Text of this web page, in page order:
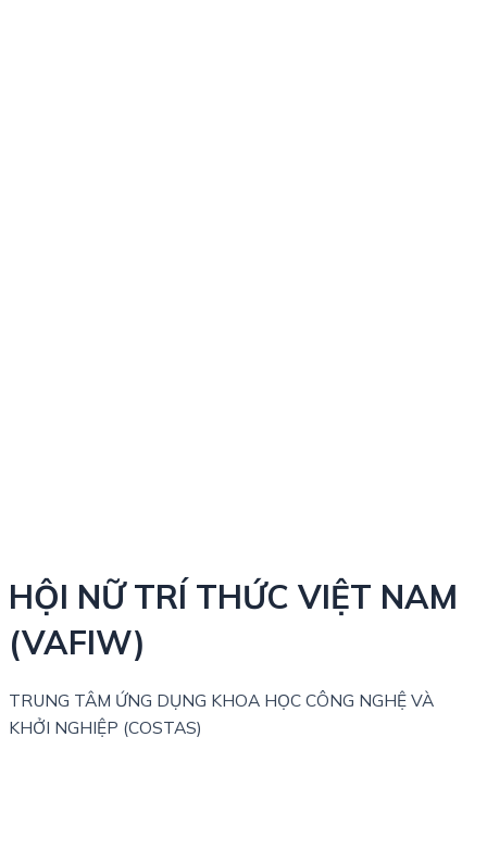
HỘI NỮ TRÍ THỨC VIỆT NAM
(VAFIW)
TRUNG TÂM ỨNG DỤNG KHOA HỌC CÔNG NGHỆ VÀ
KHỞI NGHIỆP (COSTAS)